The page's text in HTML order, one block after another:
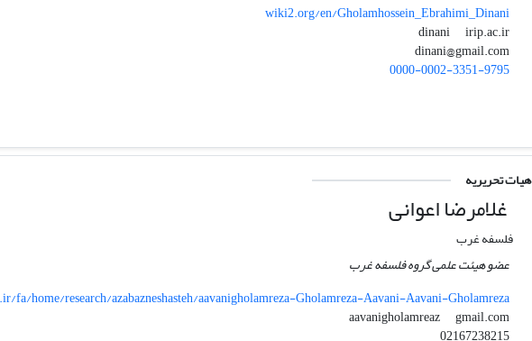
wiki2.org/en/Gholamhossein_Ebrahimi_Dinani
irip.ac.ir
0000-0002-3351-9795
هیات تحریریه
غلامرضا اعوانی
فلسفه غرب
عضو هیئت علمی گروه فلسفه غرب
fa/home/research/azabazneshasteh/aavanigholamreza-Gholamreza-Aavani-Aavani-Gholamreza
gmail.com